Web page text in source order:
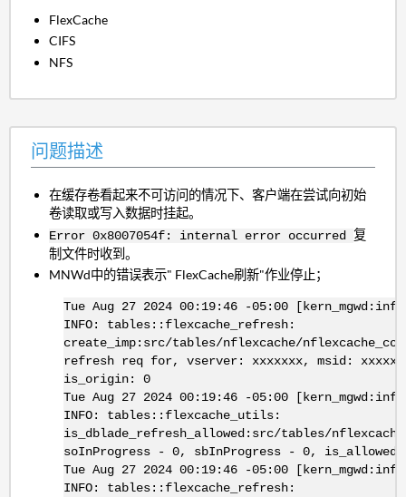
FlexCache
CIFS
NFS
问题描述
在缓存卷看起来不可访问的情况下、客户端在尝试向初始
卷读取或写入数据时挂起。
Error 0x8007054f: internal error occurred复
制文件时收到。
MNWd中的错误表示" FlexCache刷新"作业停止；
Tue Aug 27 2024 00:19:46 -05:00
INFO: tables::flexcache_refresh:
create_imp:src/tables/nflexcache/
refresh req for, vserver: xxxxxxx, msid: xxxxx,
is_origin: 0
Tue Aug 27 2024 00:19:46 -05:00
INFO: tables::flexcache_utils:
is_dblade_refresh_allowed:src/tables/
soInProgress - 0, sbInProgress - 0, is_allowed
Tue Aug 27 2024 00:19:46 -05:00
INFO: tables::flexcache_refresh: